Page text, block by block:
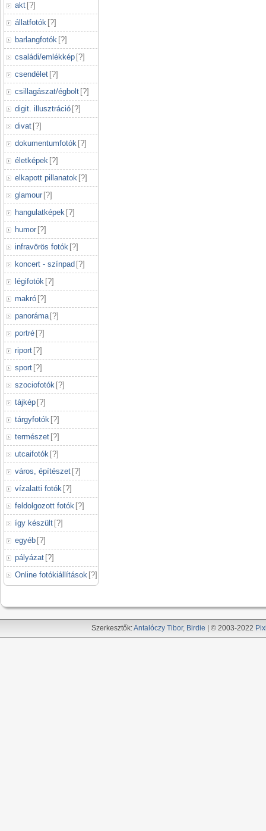
akt [?]
állatfotók [?]
barlangfotók [?]
családi/emlékkép [?]
csendélet [?]
csillagászat/égbolt [?]
digit. illusztráció [?]
divat [?]
dokumentumfotók [?]
életképek [?]
elkapott pillanatok [?]
glamour [?]
hangulatképek [?]
humor [?]
infravörös fotók [?]
koncert - színpad [?]
légifotók [?]
makró [?]
panoráma [?]
portré [?]
riport [?]
sport [?]
szociofotók [?]
tájkép [?]
tárgyfotók [?]
természet [?]
utcaifotók [?]
város, építészet [?]
vízalatti fotók [?]
feldolgozott fotók [?]
így készült [?]
egyéb [?]
pályázat [?]
Online fotókiállítások [?]
Szerkesztők:Antalóczy Tibor, Birdie | © 2003-2022